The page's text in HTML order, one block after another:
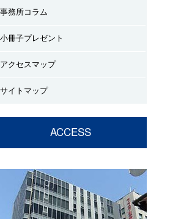
事務所コラム
小冊子プレゼント
アクセスマップ
サイトマップ
ACCESS